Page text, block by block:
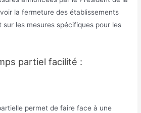
la fermeture des établissements
sur les mesures spécifiques pour les
partiel facilité :
permet de faire face à une